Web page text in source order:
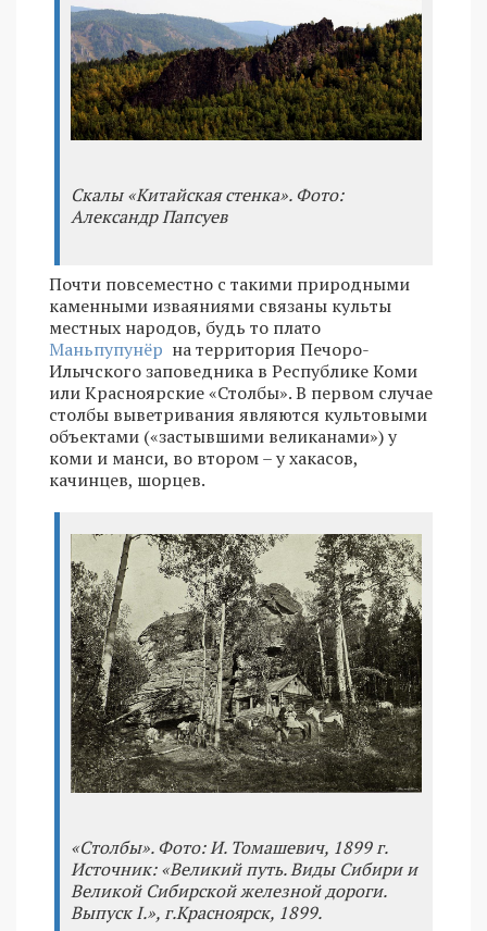
Скалы «Китайская стенка». Фото:
Александр Папсуев
Почти повсеместно с такими природными
каменными изваяниями связаны культы
местных народов, будь то плато
Маньпупунёр на территория Печоро-
Илычского заповедника в Республике Коми
или Красноярские «Столбы». В первом случае
столбы выветривания являются культовыми
объектами («застывшими великанами») у
коми и манси, во втором – у хакасов,
качинцев, шорцев.
«Столбы». Фото: И. Томашевич, 1899 г.
Источник: «Великий путь. Виды Сибири и
Великой Сибирской железной дороги.
Выпуск I.», г.Красноярск, 1899.